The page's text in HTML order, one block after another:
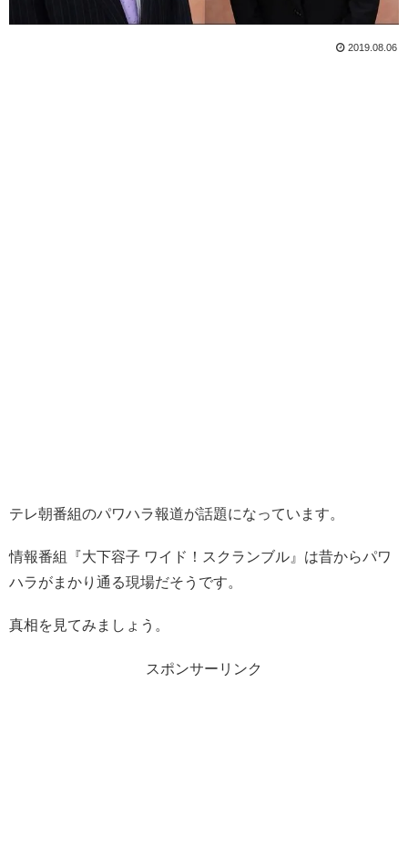
2019.08.06
テレ朝番組のパワハラ報道が話題になっています。
情報番組『大下容子 ワイド！スクランブル』は昔からパワ
ハラがまかり通る現場だそうです。
真相を見てみましょう。
スポンサーリンク